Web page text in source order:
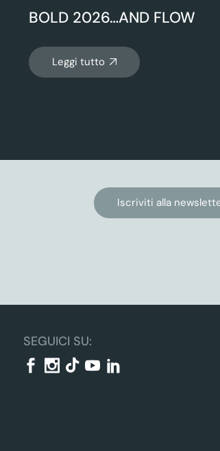
BOLD 2026…AND FLOW
Leggi tutto
Iscriviti alla
SEGUICI SU: